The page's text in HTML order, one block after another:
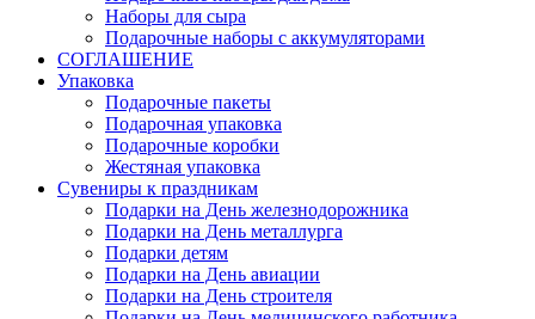
Наборы для сыра
Подарочные наборы с аккумуляторами
СОГЛАШЕНИЕ
Упаковка
Подарочные пакеты
Подарочная упаковка
Подарочные коробки
Жестяная упаковка
Сувениры к праздникам
Подарки на День железнодорожника
Подарки на День металлурга
Подарки детям
Подарки на День авиации
Подарки на День строителя